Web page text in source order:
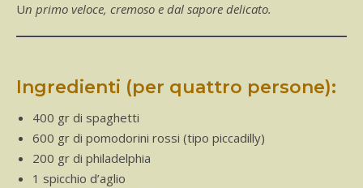
Un primo veloce, cremoso e dal sapore delicato.
Ingredienti (per quattro persone):
400 gr di spaghetti
600 gr di pomodorini rossi (tipo piccadilly)
200 gr di philadelphia
1 spicchio d’aglio